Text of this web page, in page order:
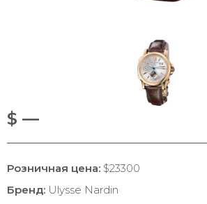
$ —
Розничная цена: $23300
Бренд: Ulysse Nardin